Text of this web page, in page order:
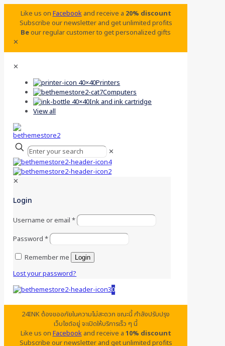
Like us onFacebookand receive a 20% discount
Subscribe our newsletter and get unlimited profits
Beour regular customer to get personalized gifts
✕
✕
Printers
Computers
Ink and ink cartridge
View all
✕
✕
Login
Username or email*
Password*
Remember me
Login
Lost your password?
0
24INK ต้องขออภัยในความไม่สะดวก ขณะนี้ กำลังปรับปรุง
เว็บไซต์อยู่ จะเปิดให้บริการเร็ว ๆ นี้
Like us onFacebookand receive a 10% discount
Subscribe our newsletter and get unlimited profits